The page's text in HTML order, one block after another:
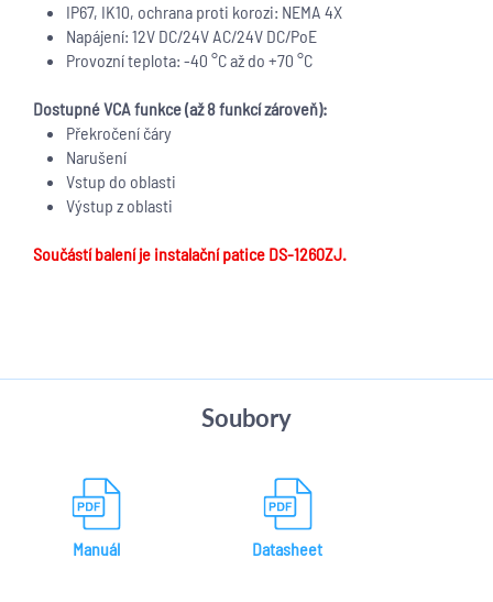
IP67, IK10, ochrana proti korozi: NEMA 4X
Napájení: 12V DC/24V AC/24V DC/PoE
Provozní teplota: -40 °C až do +70 °C
Dostupné VCA funkce (až 8 funkcí zároveň):
Překročení čáry
Narušení
Vstup do oblasti
Výstup z oblasti
Součástí balení je instalační patice DS-1260ZJ.
Soubory
Manuál Datasheet